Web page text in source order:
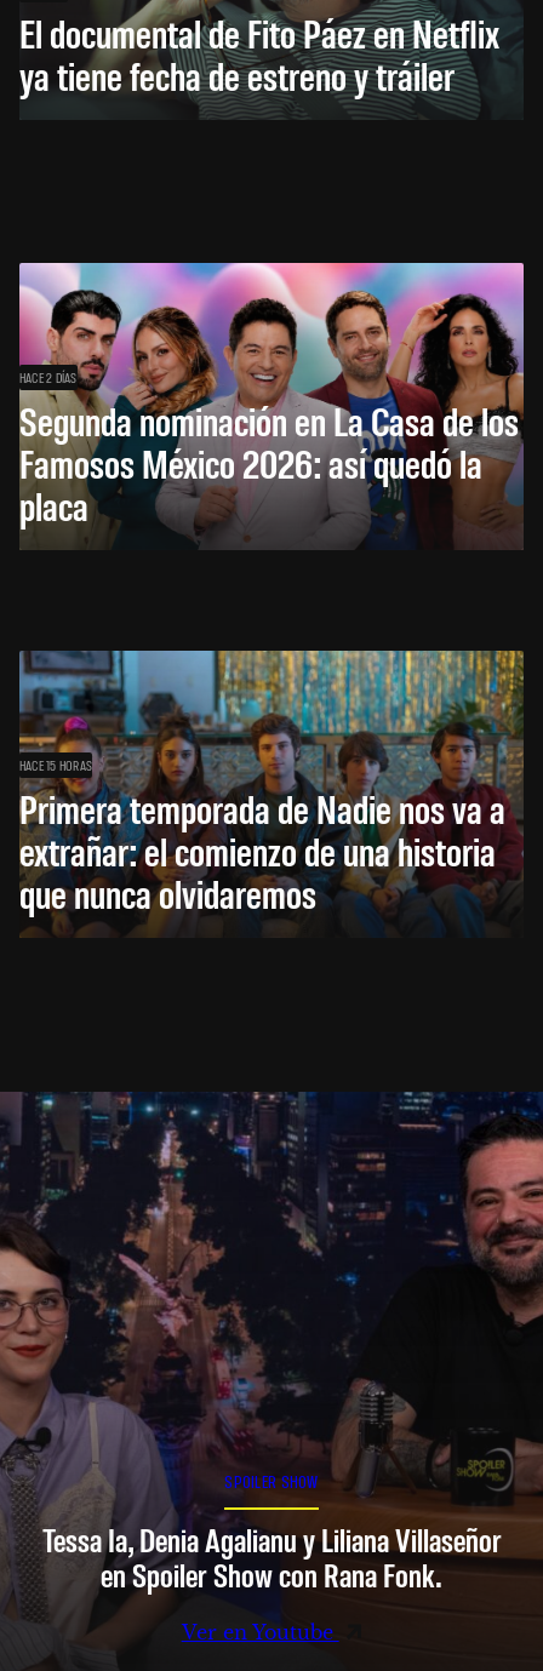
El documental de Fito Páez en Netflix
ya tiene fecha de estreno y tráiler
HACE 2 DÍAS
Segunda nominación en La Casa de los
Famosos México 2026: así quedó la
placa
HACE 15 HORAS
Primera temporada de Nadie nos va a
extrañar: el comienzo de una historia
que nunca olvidaremos
SPOILER SHOW
Tessa Ia, Denia Agalianu y Liliana Villaseñor
en Spoiler Show con Rana Fonk.
Ver en Youtube